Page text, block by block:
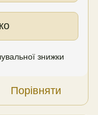
знижки
Порівняти